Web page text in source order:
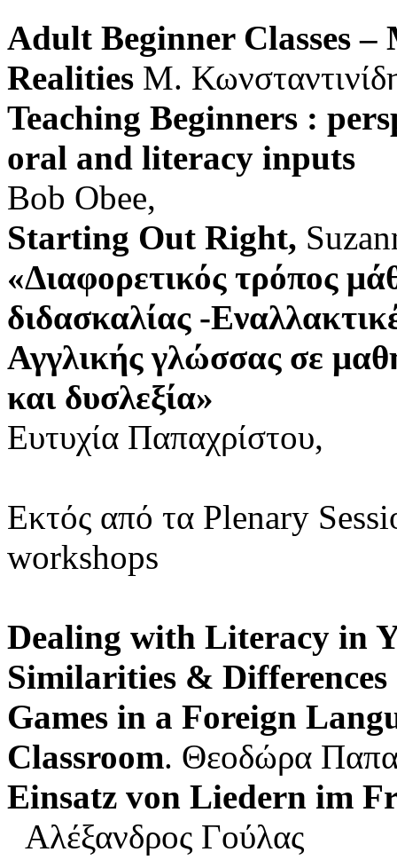
Adult BeginnerClasses –
Realities Μ.
Teaching Beginners :
oral and literacy inputs
Bob Obee,
Starting Out Right,
«Διαφορετικός τρόπος
διδασκαλίας -
Αγγλικής γλώσσας σε
και δυσλεξία»
Ευτυχία Παπαχρίστου,
Εκτός από τα Plenary
workshops
Dealing with Literacy in
Similarities & Differences
Games in a Foreign
Classroom. Θεοδώρα
Einsatz von Liedern im
Αλέξανδρος Γούλας